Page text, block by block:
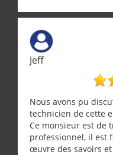
Jeff
Nous avons pu
technicien de cette
Ce monsieur est de
professionnel, il est
œuvre des savoirs